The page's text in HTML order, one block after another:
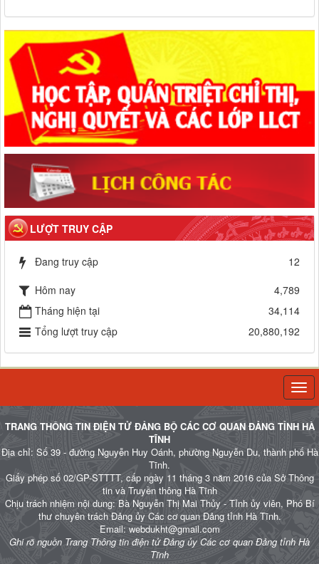
LƯỢT TRUY CẬP
Đang truy cập
12
Hôm nay
4,789
Tháng hiện tại
34,114
Tổng lượt truy cập
20,880,192
TRANG THÔNG TIN ĐIỆN TỬ ĐẢNG BỘ CÁC CƠ QUAN ĐẢNG TỈNH HÀ
TĨNH
Địa chỉ: Số 39 - đường Nguyễn Huy Oánh, phường Nguyễn Du, thành phố Hà
Tĩnh.
Giấy phép số 02/GP-STTTT, cấp ngày 11 tháng 3 năm 2016 của Sở Thông
tin và Truyền thông Hà Tĩnh
Chịu trách nhiệm nội dung: Bà Nguyễn Thị Mai Thủy - Tỉnh ủy viên, Phó Bí
thư chuyên trách Đảng ủy Các cơ quan Đảng tỉnh Hà Tĩnh.
Email: webdukht@gmail.com
Ghi rõ nguồn Trang Thông tin điện tử Đảng ủy Các cơ quan Đảng tỉnh Hà
Tĩnh